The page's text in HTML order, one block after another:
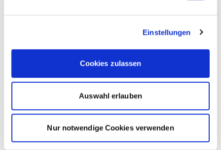
Einstellungen
Cookies zulassen
Auswahl erlauben
Nur notwendige Cookies verwenden